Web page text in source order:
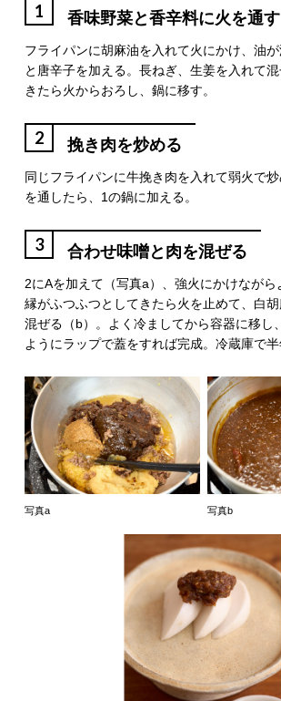
1 香味野菜と香辛料に火を通す
フライパンに胡麻油を入れて火にかけ、油
と唐辛子を加える。長ねぎ、生姜を入れて
きたら火からおろし、鍋に移す。
2 挽き肉を炒める
同じフライパンに牛挽き肉を入れて弱火で
を通したら、1の鍋に加える。
3 合わせ味噌と肉を混ぜる
2にAを加えて（写真a）、強火にかけなが
縁がふつふつとしてきたら火を止めて、白
混ぜる（b）。よく冷ましてから容器に移し
ようにラップで蓋をすれば完成。冷蔵庫で半
写真a 写真b